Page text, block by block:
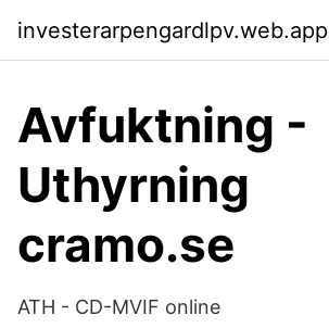
investerarpengardlpv.web.app
Avfuktning -
Uthyrning
cramo.se
ATH - CD-MVIF online